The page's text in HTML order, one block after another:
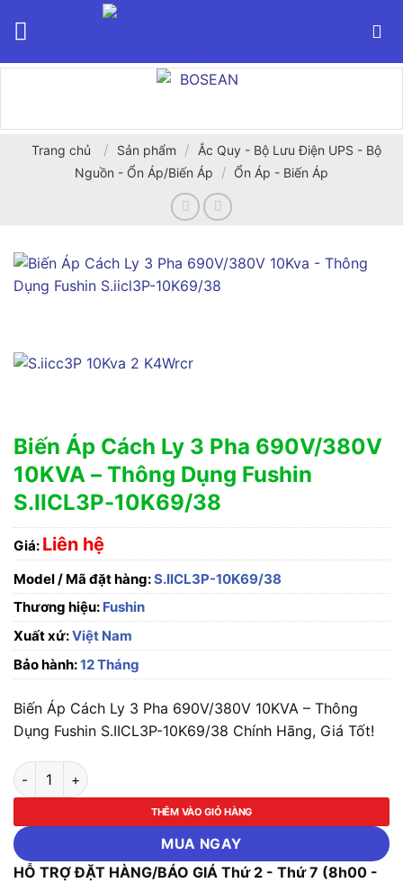
Trang chủ / Sản phẩm /
Ắc Quy - Bộ Lưu Điện UPS - Bộ
Nguồn - Ổn Áp/Biến Áp
/ Ổn Áp - Biến Áp
Biến Áp Cách Ly 3 Pha 690V/380V
10KVA – Thông Dụng Fushin
S.IICL3P-10K69/38
Giá: Liên hệ
Model / Mã đặt hàng:S.IICL3P-10K69/38
Thương hiệu: Fushin
Xuất xứ:Việt Nam
Bảo hành:12 Tháng
Biến Áp Cách Ly 3 Pha 690V/380V 10KVA – Thông
Dụng Fushin S.IICL3P-10K69/38 Chính Hãng, Giá Tốt!
Biến Áp Cách Ly 3 Pha 690V/380V 10KVA - Thông Dụng
THÊM VÀO GIỎ HÀNG
MUA NGAY
HỖ TRỢ ĐẶT HÀNG/BÁO GIÁ Thứ 2 - Thứ 7 (8h00 -